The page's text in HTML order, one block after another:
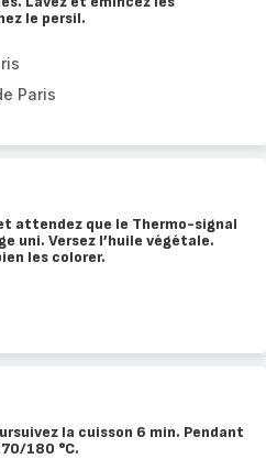
le persil.
Paris
attendez que le Thermo-signal
uni. Versez l’huile végétale.
les colorer.
la cuisson 6 min. Pendant
180 °C.